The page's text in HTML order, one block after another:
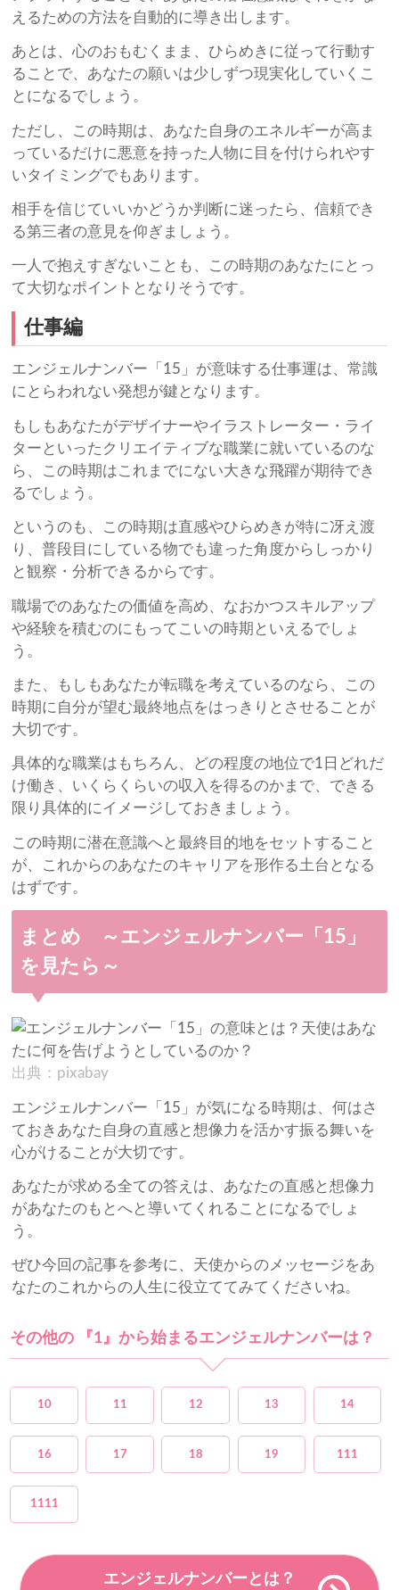
えるための方法を自動的に導き出します。
あとは、心のおもむくまま、ひらめきに従って行動す
ることで、あなたの願いは少しずつ現実化していくこ
とになるでしょう。
ただし、この時期は、あなた自身のエネルギーが高ま
っているだけに悪意を持った人物に目を付けられやす
いタイミングでもあります。
相手を信じていいかどうか判断に迷ったら、信頼でき
る第三者の意見を仰ぎましょう。
一人で抱えすぎないことも、この時期のあなたにとっ
て大切なポイントとなりそうです。
仕事編
エンジェルナンバー「15」が意味する仕事運は、常識
にとらわれない発想が鍵となります。
もしもあなたがデザイナーやイラストレーター・ライ
ターといったクリエイティブな職業に就いているのな
ら、この時期はこれまでにない大きな飛躍が期待でき
るでしょう。
というのも、この時期は直感やひらめきが特に冴え渡
り、普段目にしている物でも違った角度からしっかり
と観察・分析できるからです。
職場でのあなたの価値を高め、なおかつスキルアップ
や経験を積むのにもってこいの時期といえるでしょ
う。
また、もしもあなたが転職を考えているのなら、この
時期に自分が望む最終地点をはっきりとさせることが
大切です。
具体的な職業はもちろん、どの程度の地位で1日どれだ
け働き、いくらくらいの収入を得るのかまで、できる
限り具体的にイメージしておきましょう。
この時期に潜在意識へと最終目的地をセットすること
が、これからのあなたのキャリアを形作る土台となる
はずです。
まとめ ～エンジェルナンバー「15」
を見たら～
出典：pixabay
エンジェルナンバー「15」が気になる時期は、何はさ
ておきあなた自身の直感と想像力を活かす振る舞いを
心がけることが大切です。
あなたが求める全ての答えは、あなたの直感と想像力
があなたのもとへと導いてくれることになるでしょ
う。
ぜひ今回の記事を参考に、天使からのメッセージをあ
なたのこれからの人生に役立ててみてくださいね。
その他の 『1』から始まるエンジェルナンバーは？
10 11 12 13 14
16 17 18 19 111
1111
エンジェルナンバーとは？